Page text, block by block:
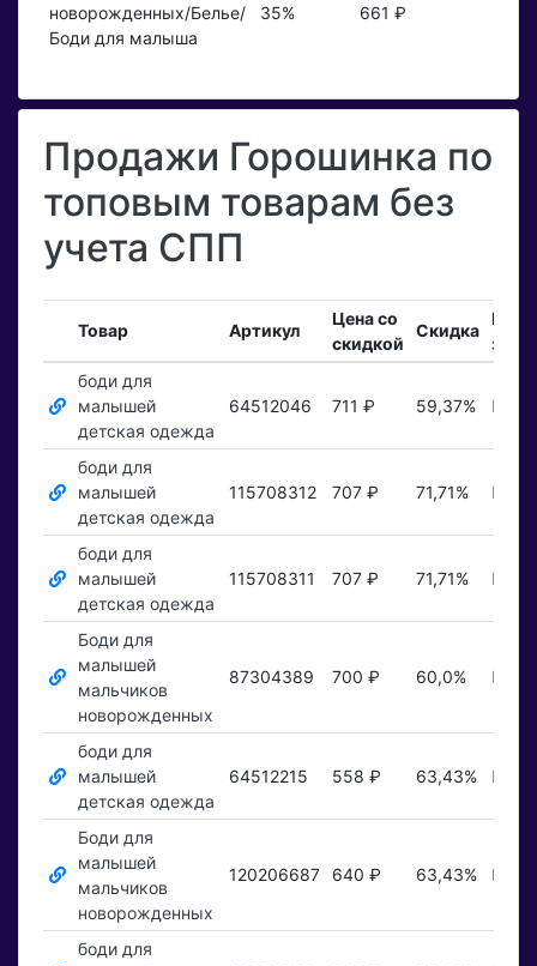
новорожденных/Белье/
Боди для малыша
35% 661 ₽
Продажи Горошинка по
топовым товарам без
учета СПП
Товар Артикул
Цена со
скидкой
Скидка
боди для
малышей
детская одежда
64512046 711 ₽ 59,37%
боди для
малышей
детская одежда
115708312 707 ₽ 71,71%
боди для
малышей
детская одежда
115708311 707 ₽ 71,71%
Боди для
малышей
мальчиков
новорожденных
87304389 700 ₽ 60,0%
боди для
малышей
детская одежда
64512215 558 ₽ 63,43%
Боди для
малышей
мальчиков
новорожденных
120206687 640 ₽ 63,43%
боди для